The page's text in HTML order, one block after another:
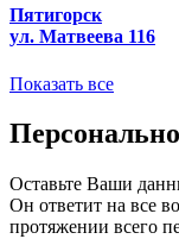
Пятигорск
ул. Матвеева 116
Показать все
Оставьте Ваши
Он ответит на все
протяжении всего